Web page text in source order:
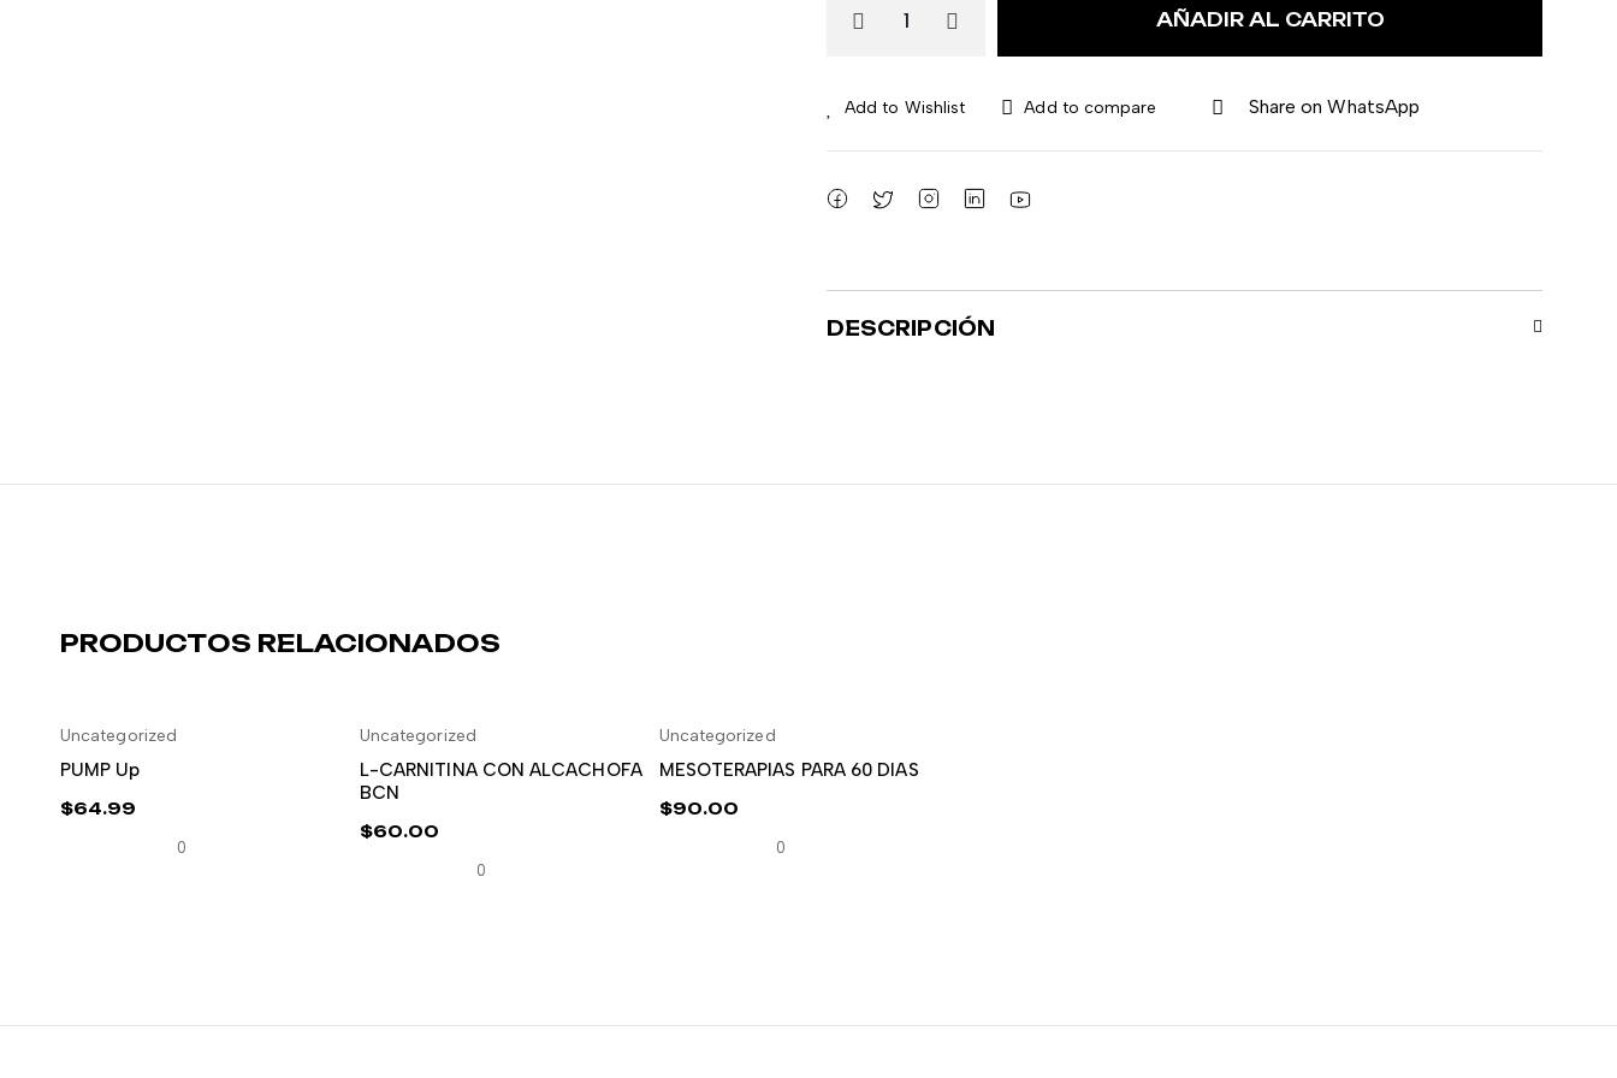
AÑADIR AL CARRITO
Add to Wishlist Add to compare Share on WhatsApp
DESCRIPCIÓN
PRODUCTOS RELACIONADOS
AÑADIR AL CARRITO
Uncategorized
PUMP Up
$64.99
0
AÑADIR AL CARRITO
Uncategorized
L-CARNITINA CON ALCACHOFA
BCN
$60.00
0
AÑADIR AL CARRITO
Uncategorized
MESOTERAPIAS PARA 60 DIAS
$90.00
0